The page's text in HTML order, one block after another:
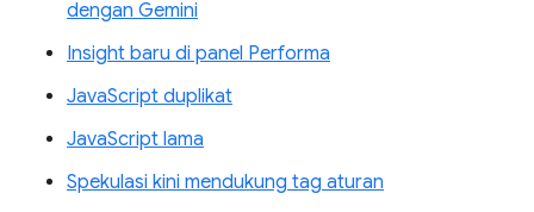
dengan Gemini
Insight baru di panel Performa
JavaScript duplikat
JavaScript lama
Spekulasi kini mendukung tag aturan